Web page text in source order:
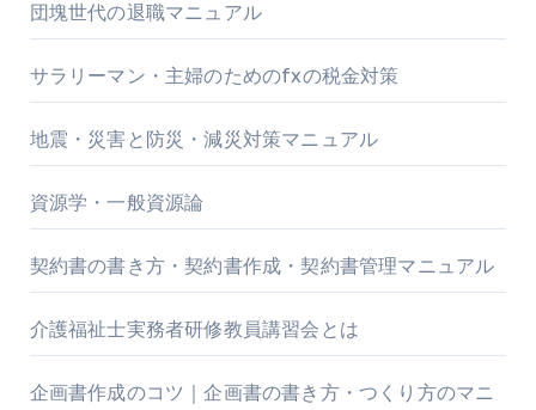
団塊世代の退職マニュアル
サラリーマン・主婦のためのfxの税金対策
地震・災害と防災・減災対策マニュアル
資源学・一般資源論
契約書の書き方・契約書作成・契約書管理マニュアル
介護福祉士実務者研修教員講習会とは
企画書作成のコツ｜企画書の書き方・つくり方のマニ